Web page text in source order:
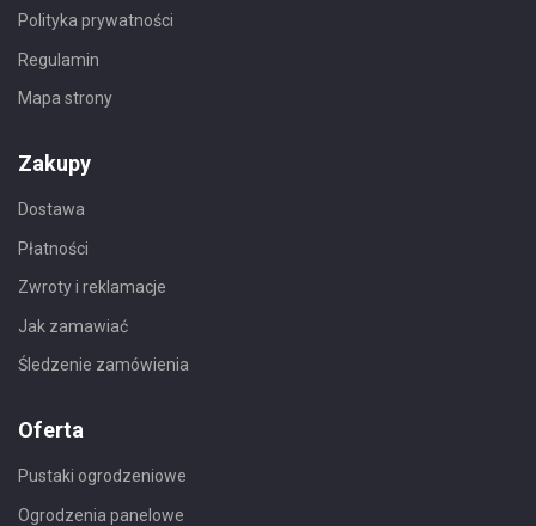
Polityka prywatności
Regulamin
Mapa strony
Zakupy
Dostawa
Płatności
Zwroty i reklamacje
Jak zamawiać
Śledzenie zamówienia
Oferta
Pustaki ogrodzeniowe
Ogrodzenia panelowe